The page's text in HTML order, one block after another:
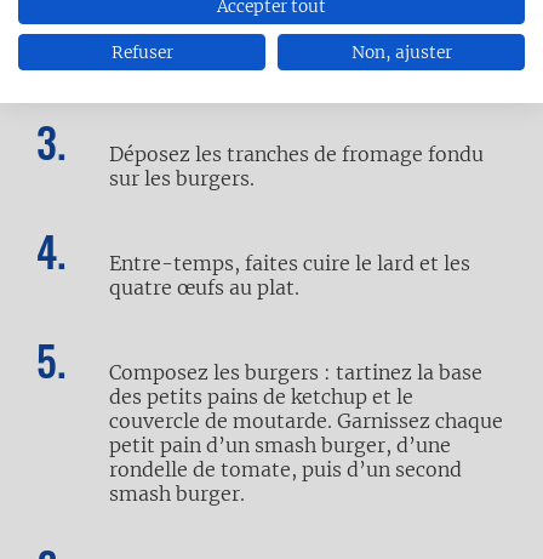
sel et de poivre noir. Retournez les
burgers et poursuivez la cuisson quelques
minutes. Salez et poivrez.
Déposez les tranches de fromage fondu
sur les burgers.
Entre-temps, faites cuire le lard et les
quatre œufs au plat.
Composez les burgers : tartinez la base
des petits pains de ketchup et le
couvercle de moutarde. Garnissez chaque
petit pain d’un smash burger, d’une
rondelle de tomate, puis d’un second
smash burger.
Accepter tout
Refuser Non, ajuster